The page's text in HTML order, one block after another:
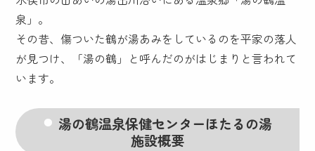
泉」。
その昔、傷ついた鶴が湯あみをしているのを平家の落人
が見つけ、「湯の鶴」と呼んだのがはじまりと言われて
います。
湯の鶴温泉保健センターほたるの湯
施設概要